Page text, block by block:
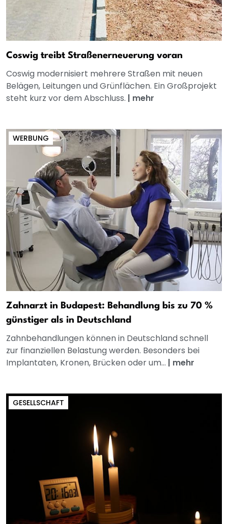
Coswig treibt Straßenerneuerung voran
Coswig modernisiert mehrere Straßen mit neuen
Belägen, Leitungen und Grünflächen. Ein Großprojekt
steht kurz vor dem Abschluss. | mehr
WERBUNG
Zahnarzt in Budapest: Behandlung bis zu 70 %
günstiger als in Deutschland
Zahnbehandlungen können in Deutschland schnell
zur finanziellen Belastung werden. Besonders bei
Implantaten, Kronen, Brücken oder um... | mehr
GESELLSCHAFT